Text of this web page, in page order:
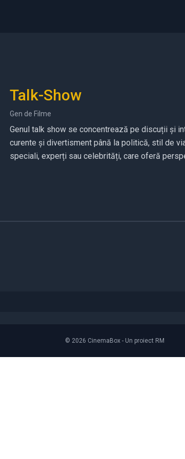
Talk-Show
Gen de Filme
Genul talk show se concentrează pe discuții și
curente și divertisment până la politică, stil de
speciali, experți sau celebrități, care oferă
© 2026 CinemaBox - Un proiect RM